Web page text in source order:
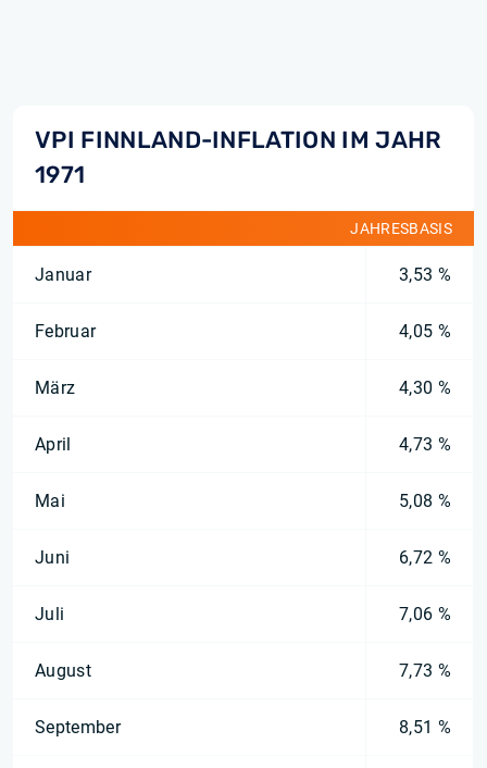
VPI FINNLAND-INFLATION IM JAHR
1971
JAHRESBASIS
Januar 3,53 %
Februar 4,05 %
März 4,30 %
April 4,73 %
Mai 5,08 %
Juni 6,72 %
Juli 7,06 %
August 7,73 %
September 8,51 %